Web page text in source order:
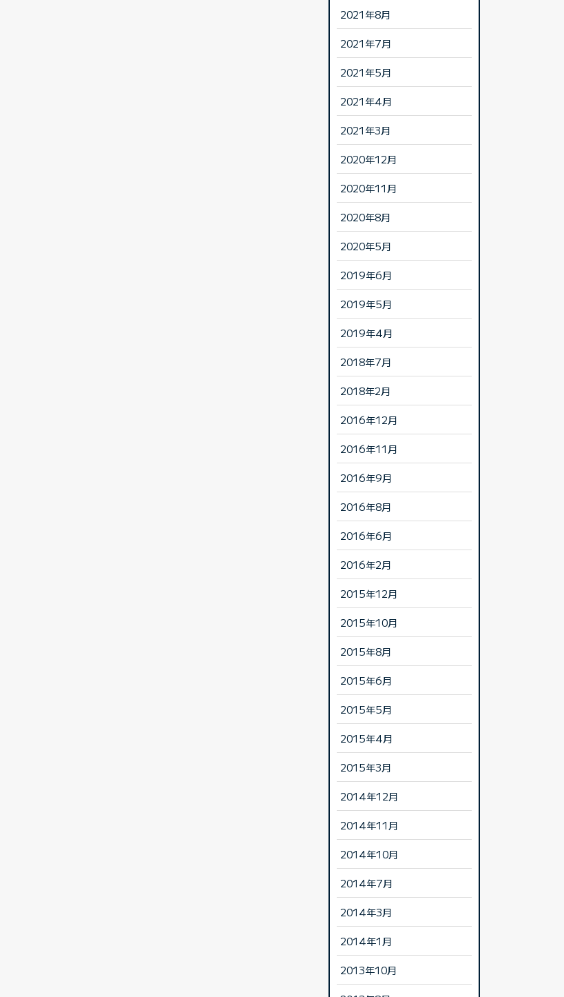
2021年8月
2021年7月
2021年5月
2021年4月
2021年3月
2020年12月
2020年11月
2020年8月
2020年5月
2019年6月
2019年5月
2019年4月
2018年7月
2018年2月
2016年12月
2016年11月
2016年9月
2016年8月
2016年6月
2016年2月
2015年12月
2015年10月
2015年8月
2015年6月
2015年5月
2015年4月
2015年3月
2014年12月
2014年11月
2014年10月
2014年7月
2014年3月
2014年1月
2013年10月